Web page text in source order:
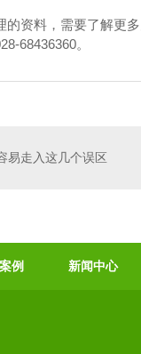
的资料，需要了解更
68436360。
易走入这几个误区
例 新闻中心